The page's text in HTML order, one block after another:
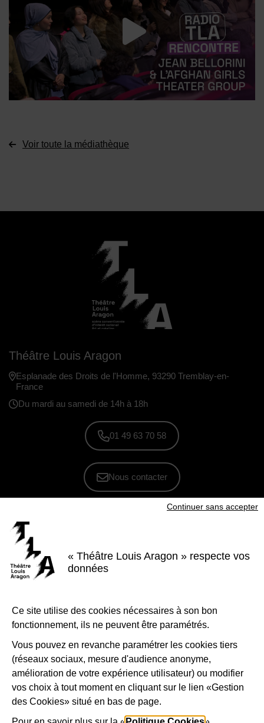
« Théâtre Louis Aragon » respecte vos
données
Ce site utilise des cookies nécessaires à son bon
fonctionnement, ils ne peuvent être paramétrés.
Vous pouvez en revanche paramétrer les cookies tiers
(réseaux sociaux, mesure d'audience anonyme,
amélioration de votre expérience utilisateur) ou modifier
vos choix à tout moment en cliquant sur le lien «Gestion
des Cookies» situé en bas de page.
Continuer sans accepter
Lancer la
Voir toute la médiathèque
Théâtre Louis Aragon
Esplanade des Droits de l'Homme, 93290 Tremblay-en-
France
Du mardi au samedi de 14h à 18h
01 49 63 70 58
Nous contacter
Facebook
Instagram
YoutubeLinkedIn
Le Théâtre Louis Aragon, scène conventionnée d'intérêt national Art et
création - danse, est soutenu par la Ville de Tremblay-en-France, le
Département de la Seine-Saint-Denis, la Région Île-de-France et le
de-France.
1-Logo-Tremblay 2-
3-Logo_Région_Ile-de-France
4-